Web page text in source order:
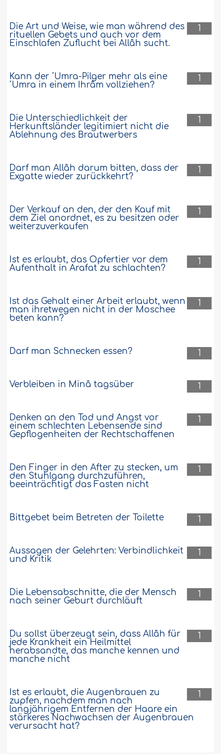
1
Die Art und Weise, wie man während des
rituellen Gebets und auch vor dem
Einschlafen Zuflucht bei Allâh sucht.
1
Kann der ´Umra-Pilger mehr als eine
´Umra in einem Ihrâm vollziehen?
1
Die Unterschiedlichkeit der
Herkunftsländer legitimiert nicht die
Ablehnung des Brautwerbers
1
Darf man Allâh darum bitten, dass der
Exgatte wieder zurückkehrt?
1
Der Verkauf an den, der den Kauf mit
dem Ziel anordnet, es zu besitzen oder
weiterzuverkaufen
1
Ist es erlaubt, das Opfertier vor dem
Aufenthalt in Arafat zu schlachten?
1
Ist das Gehalt einer Arbeit erlaubt, wenn
man ihretwegen nicht in der Moschee
beten kann?
1
Darf man Schnecken essen?
1
Verbleiben in Minâ tagsüber
1
Denken an den Tod und Angst vor
einem schlechten Lebensende sind
Gepflogenheiten der Rechtschaffenen
1
Den Finger in den After zu stecken, um
den Stuhlgang durchzuführen,
beeinträchtigt das Fasten nicht
1
Bittgebet beim Betreten der Toilette
1
Aussagen der Gelehrten: Verbindlichkeit
und Kritik
1
Die Lebensabschnitte, die der Mensch
nach seiner Geburt durchläuft
1
Du sollst überzeugt sein, dass Allâh für
jede Krankheit ein Heilmittel
herabsandte, das manche kennen und
manche nicht
1
Ist es erlaubt, die Augenbrauen zu
zupfen, nachdem man nach
langjährigem Entfernen der Haare ein
stärkeres Nachwachsen der Augenbrauen
verursacht hat?